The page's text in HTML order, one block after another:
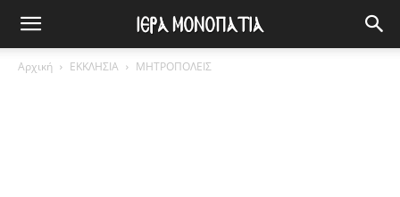
Αρχική ΕΚΚΛΗΣΙΑ ΜΗΤΡΟΠΟΛΕΙΣ